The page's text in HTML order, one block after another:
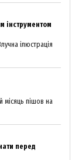
інструментом
ілюстрація
місяць пішов на
перед